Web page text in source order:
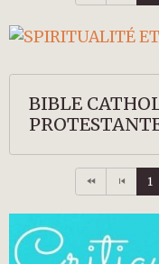
BIBLE
1